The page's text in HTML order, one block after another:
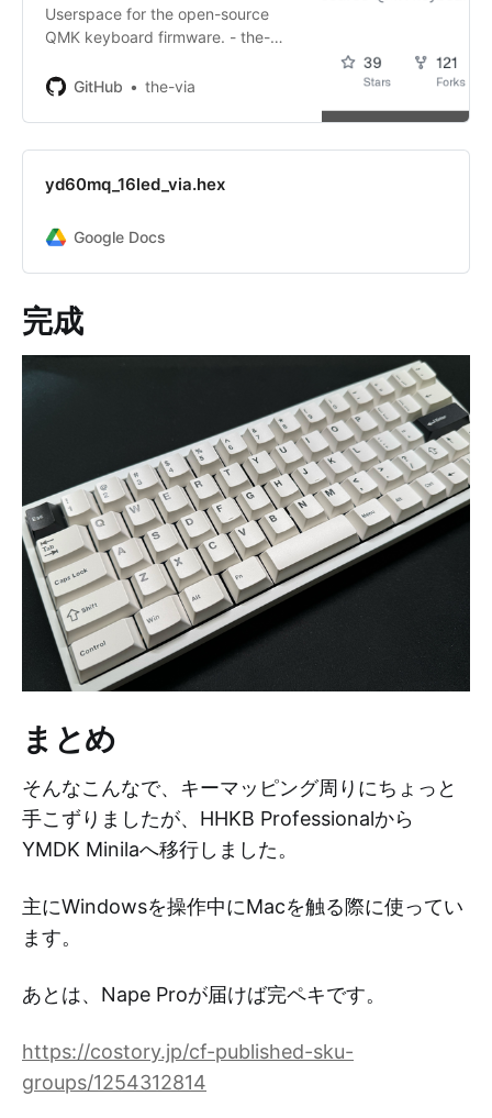
Userspace for the open-source
QMK keyboard firmware. - the-
GitHub
the-via
yd60mq_16led_via.hex
Google Docs
完成
まとめ
そんなこんなで、キーマッピング周りにちょっと
手こずりましたが、HHKB Professionalから
YMDK Minilaへ移行しました。
主にWindowsを操作中にMacを触る際に使ってい
ます。
あとは、Nape Proが届けば完ペキです。
https://costory.jp/cf-published-sku-
groups/1254312814